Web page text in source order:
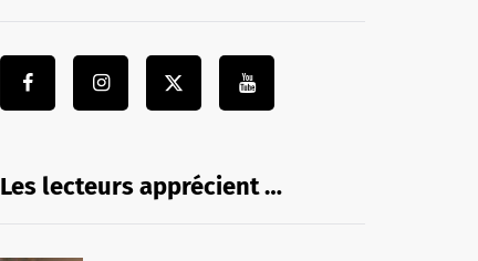
Les lecteurs apprécient …